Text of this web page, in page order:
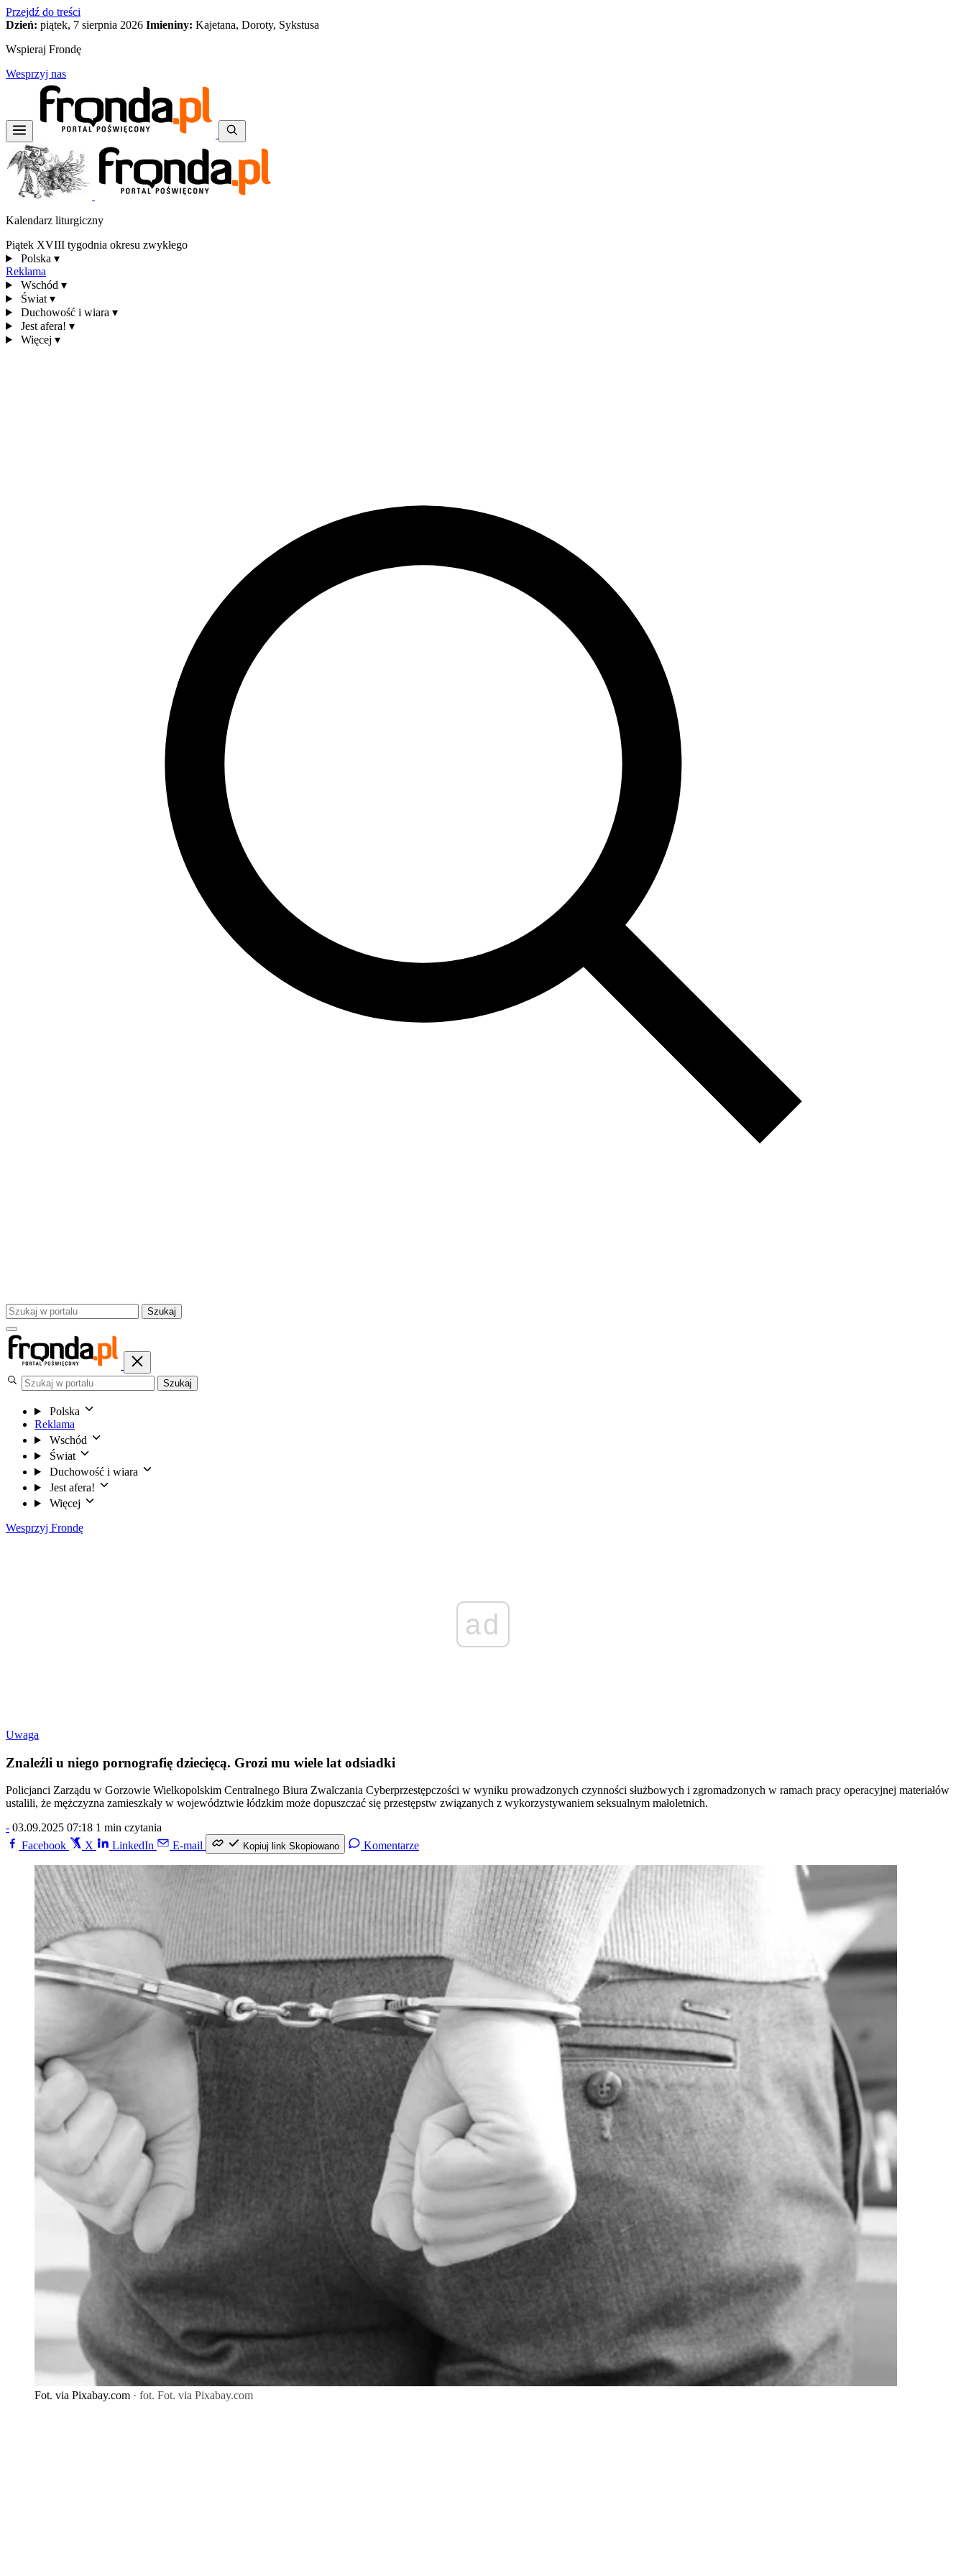
Przejdź do treści
Dzień: piątek, 7 sierpnia 2026 Imieniny: Kajetana, Doroty, Sykstusa
Wspieraj Frondę
Wesprzyj nas
Kalendarz liturgiczny
Piątek XVIII tygodnia okresu zwykłego
Polska ▾
Reklama
Wschód ▾
Świat ▾
Duchowość i wiara ▾
Jest afera! ▾
Więcej ▾
Szukaj
Szukaj
Polska
Reklama
Wschód
Świat
Duchowość i wiara
Jest afera!
Więcej
Wesprzyj Frondę
ad
Uwaga
Znaleźli u niego pornografię dziecięcą. Grozi mu wiele lat odsiadki
Policjanci Zarządu w Gorzowie Wielkopolskim Centralnego Biura Zwalczania Cyberprzestępczości w wyniku prowadzonych czynności służbowych i zgromadzonych w ramach pracy operacyjnej materiałów
ustalili, że mężczyzna zamieszkały w województwie łódzkim może dopuszczać się przestępstw związanych z wykorzystywaniem seksualnym małoletnich.
- 03.09.2025 07:18 1 min czytania
Facebook
X LinkedIn E-mail Kopiuj link Skopiowano Komentarze
Fot. via Pixabay.com · fot. Fot. via Pixabay.com